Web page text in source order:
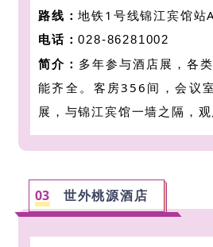
路线：地铁1号线锦江宾馆站
电话：028-86281002
简介： 多年参与酒店展，各
能齐全。客房356间，会议
展，与锦江宾馆一墙之隔，观
03 世外桃源酒店